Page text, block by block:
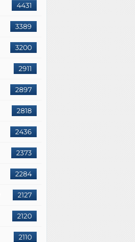
4431
3389
3200
2911
2897
2818
2436
2373
2284
2127
2120
2110